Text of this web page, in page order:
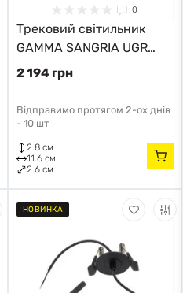
0
Трековий світильник
GAMMA SANGRIA UGR
TRACK MAGNETIC AZ5278
2 194 грн
Відправимо протягом 2-ох днів
- 10 шт
2.8 см
11.6 см
2.6 см
НОВИНКА